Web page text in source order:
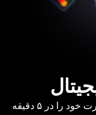
هر جا می‌خواهید با کریپتو پرداخت کنید. کارت خود را در ۵ دقیقه